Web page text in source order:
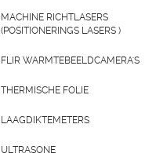
MACHINE RICHTLASERS
(POSITIONERINGS LASERS )
FLIR WARMTEBEELDCAMERA'S
THERMISCHE FOLIE
LAAGDIKTEMETERS
ULTRASONE